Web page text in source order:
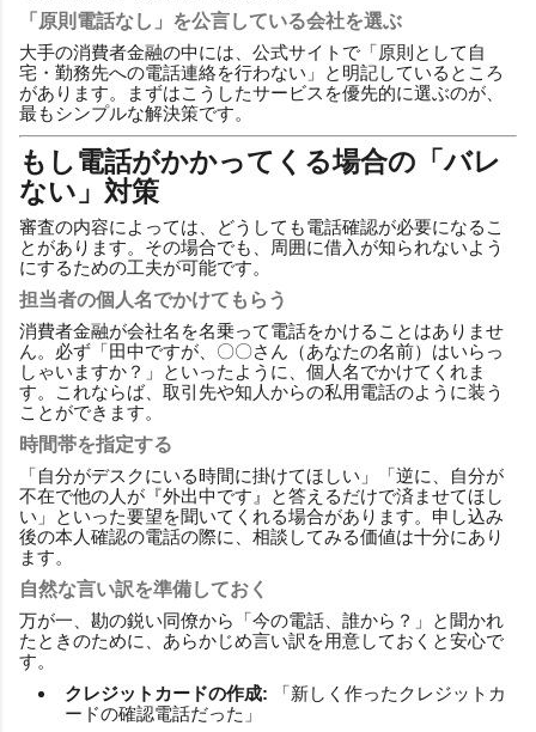
「原則電話なし」を公言している会社を選ぶ
大手の消費者金融の中には、公式サイトで「原則として自
宅・勤務先への電話連絡を行わない」と明記しているところ
があります。まずはこうしたサービスを優先的に選ぶのが、
最もシンプルな解決策です。
もし電話がかかってくる場合の「バレ
ない」対策
審査の内容によっては、どうしても電話確認が必要になるこ
とがあります。その場合でも、周囲に借入が知られないよう
にするための工夫が可能です。
担当者の個人名でかけてもらう
消費者金融が会社名を名乗って電話をかけることはありませ
ん。必ず「田中ですが、〇〇さん（あなたの名前）はいらっ
しゃいますか？」といったように、個人名でかけてくれま
す。これならば、取引先や知人からの私用電話のように装う
ことができます。
時間帯を指定する
「自分がデスクにいる時間に掛けてほしい」「逆に、自分が
不在で他の人が『外出中です』と答えるだけで済ませてほし
い」といった要望を聞いてくれる場合があります。申し込み
後の本人確認の電話の際に、相談してみる価値は十分にあり
ます。
自然な言い訳を準備しておく
万が一、勘の鋭い同僚から「今の電話、誰から？」と聞かれ
たときのために、あらかじめ言い訳を用意しておくと安心で
す。
クレジットカードの作成: 「新しく作ったクレジットカ
ードの確認電話だった」